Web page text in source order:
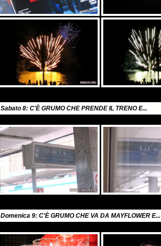
Sabato 8: C'È GRUMO CHE PRENDE IL TRENO E...
Domenica 9: C'È GRUMO CHE VA DA MAYFLOWER E...